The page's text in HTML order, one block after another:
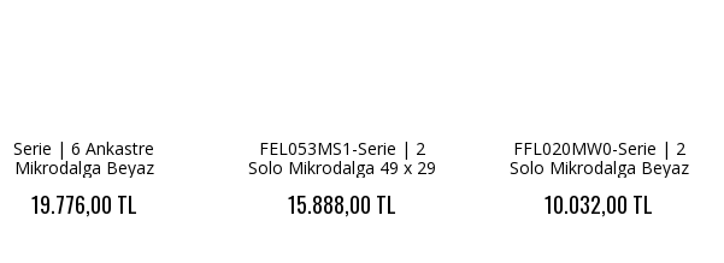
Serie | 6 Ankastre
Mikrodalga Beyaz
19.776,00 TL
FEL053MS1-Serie | 2
Solo Mikrodalga 49 x 29
özellikli
15.888,00 TL
FFL020MW0-Serie | 2
Solo Mikrodalga Beyaz
10.032,00 TL